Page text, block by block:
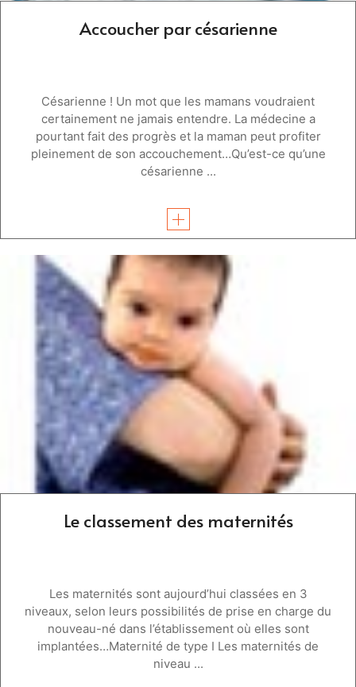
Accoucher par césarienne
Césarienne ! Un mot que les mamans voudraient
certainement ne jamais entendre. La médecine a
pourtant fait des progrès et la maman peut profiter
pleinement de son accouchement…Qu’est-ce qu’une
césarienne ...
Le classement des maternités
Les maternités sont aujourd’hui classées en 3
niveaux, selon leurs possibilités de prise en charge du
nouveau-né dans l’établissement où elles sont
implantées…Maternité de type I Les maternités de
niveau ...